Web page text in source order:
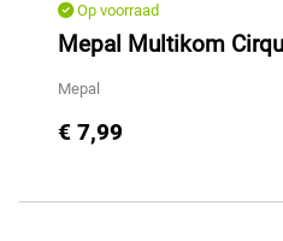
Op voorraad
Mepal Multikom
Mepal
€ 7,99